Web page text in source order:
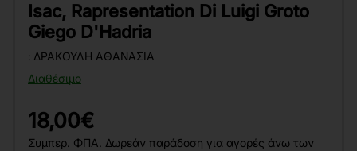
Isac, Rapresentation Di Luigi Groto
Giego D'Hadria
Διαθέσιμο
: ΔΡΑΚΟΎΛΗ ΑΘΑΝΑΣΊΑ
18,00€
Συμπερ. ΦΠΑ. Δωρεάν παράδοση για αγορές άνω των